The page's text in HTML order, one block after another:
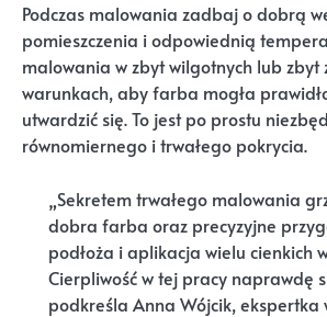
Podczas malowania zadbaj o dobrą
pomieszczenia i odpowiednią
malowania w zbyt wilgotnych lub zbyt
warunkach, aby farba mogła
utwardzić się. To jest po prostu
równomiernego i trwałego pokrycia.
„Sekretem trwałego malowania
dobra farba oraz precyzyjne
podłoża i aplikacja wielu cienkich
Cierpliwość w tej pracy naprawdę
podkreśla Anna Wójcik, ekspertka